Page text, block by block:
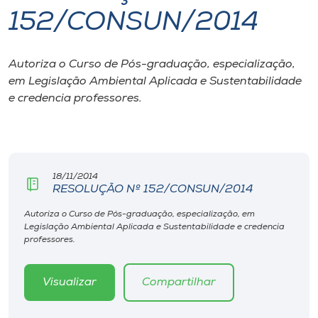
I.nova
Diplomados
Editora
Rádio
152/CONSUN/2014
Autoriza o Curso de Pós-graduação, especialização,
em Legislação Ambiental Aplicada e Sustentabilidade
e credencia professores.
18/11/2014
RESOLUÇÃO Nº 152/CONSUN/2014
Autoriza o Curso de Pós-graduação, especialização, em
Legislação Ambiental Aplicada e Sustentabilidade e credencia
professores.
Visualizar Compartilhar